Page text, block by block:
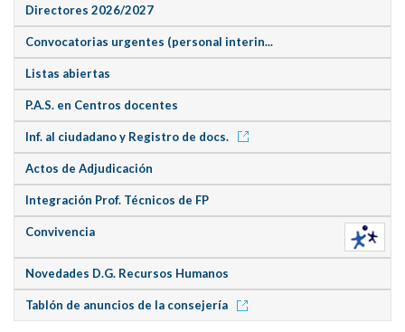
Directores 2026/2027
Convocatorias urgentes (personal interin...
Listas abiertas
P.A.S. en Centros docentes
Inf. al ciudadano y Registro de docs.
Actos de Adjudicación
Integración Prof. Técnicos de FP
Convivencia
Novedades D.G. Recursos Humanos
Tablón de anuncios de la consejería